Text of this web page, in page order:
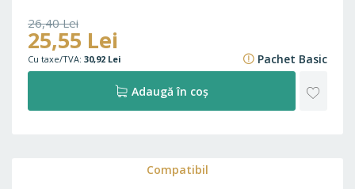
26,40 Lei
31,94 Lei
25,55 Lei
30,92 Lei Pachet Basic
Adaugă în coș
Compatibil